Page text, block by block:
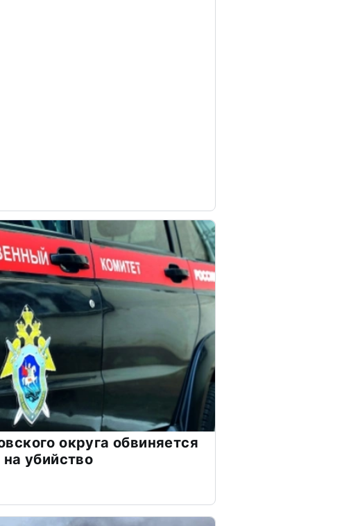
округа обвиняется
убийство